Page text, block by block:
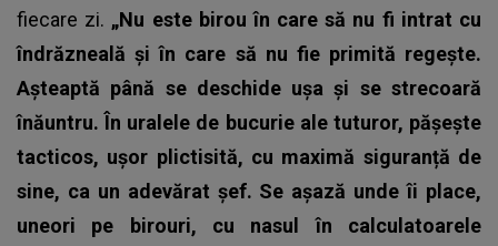
fiecare zi. „Nu este birou în care să nu fi intrat cu
îndrăzneală și în care să nu fie primită regește.
Așteaptă până se deschide ușa și se strecoară
înăuntru. În uralele de bucurie ale tuturor, pășește
tacticos, ușor plictisită, cu maximă siguranță de
sine, ca un adevărat șef. Se așază unde îi place,
uneori pe birouri, cu nasul în calculatoarele